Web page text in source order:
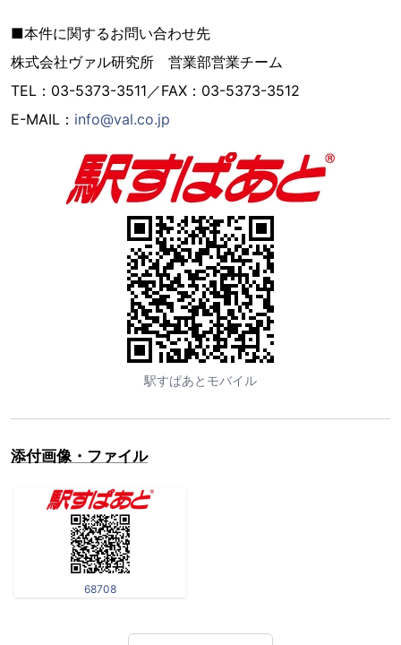
■本件に関するお問い合わせ先
株式会社ヴァル研究所 営業部営業チーム
TEL：03-5373-3511／FAX：03-5373-3512
E-MAIL： info@val.co.jp
駅すぱあとモバイル
添付画像・ファイル
68708